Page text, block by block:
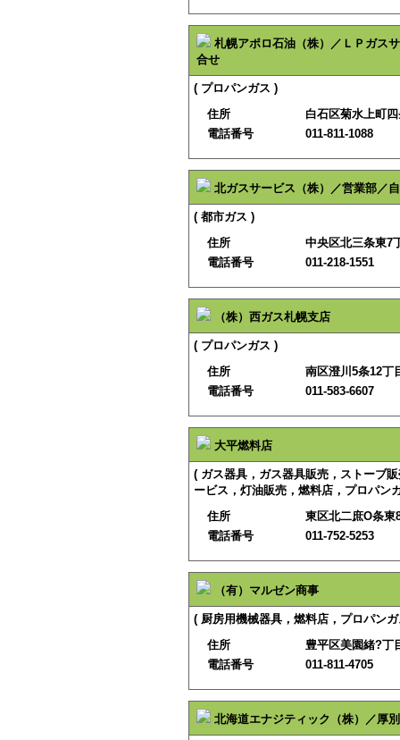
札幌アポロ石油（株）／ＬＰガス
合せ
( プロパンガス )
住所
白石区菊水上町
電話番号
011-811-1088
北ガスサービス（株）／営業部／
( 都市ガス )
住所
中央区北三条東7
電話番号
011-218-1551
（株）西ガス札幌支店
( プロパンガス )
住所
南区澄川5条12丁
電話番号
011-583-6607
大平燃料店
( ガス器具，ガス器具販売，ストーブ
ービス，灯油販売，燃料店，プロパン
住所
東区北二庶O条東
電話番号
011-752-5253
（有）マルゼン商事
( 厨房用機械器具，燃料店，プロパン
住所
豊平区美園緒?丁
電話番号
011-811-4705
北海道エナジティック（株）／厚